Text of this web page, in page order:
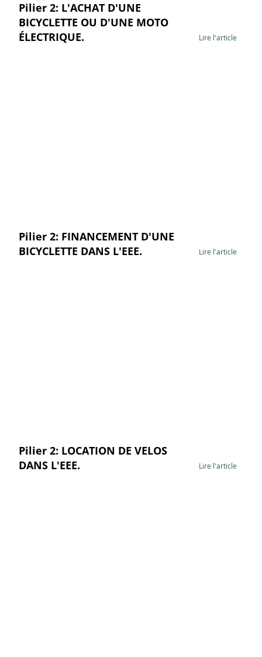
Pilier 2: L'ACHAT D'UNE
BICYCLETTE OU D'UNE MOTO
ÉLECTRIQUE.
Lire l'article
Pilier 2: FINANCEMENT D'UNE
BICYCLETTE DANS L'EEE.
Lire l'article
Pilier 2: LOCATION DE VELOS
DANS L'EEE.
Lire l'article